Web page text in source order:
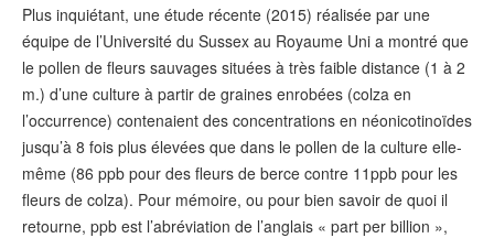
Plus inquiétant, une étude récente (2015) réalisée par une
équipe de l’Université du Sussex au Royaume Uni a montré que
le pollen de fleurs sauvages situées à très faible distance (1 à 2
m.) d’une culture à partir de graines enrobées (colza en
l’occurrence) contenaient des concentrations en néonicotinoïdes
jusqu’à 8 fois plus élevées que dans le pollen de la culture elle-
même (86 ppb pour des fleurs de berce contre 11ppb pour les
fleurs de colza). Pour mémoire, ou pour bien savoir de quoi il
retourne, ppb est l’abréviation de l’anglais « part per billion »,